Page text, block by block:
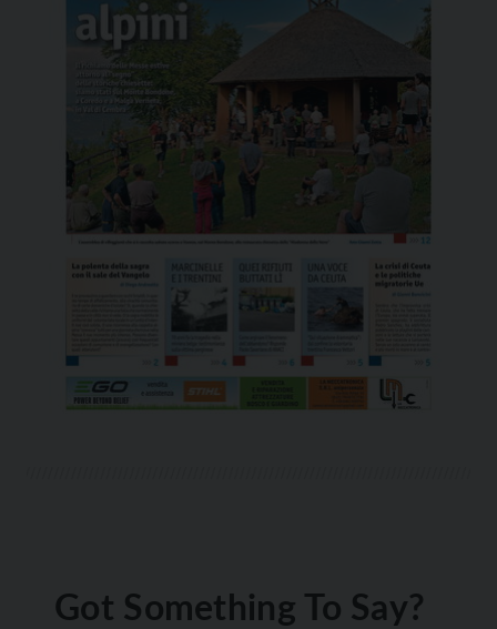
Got Something To Say?